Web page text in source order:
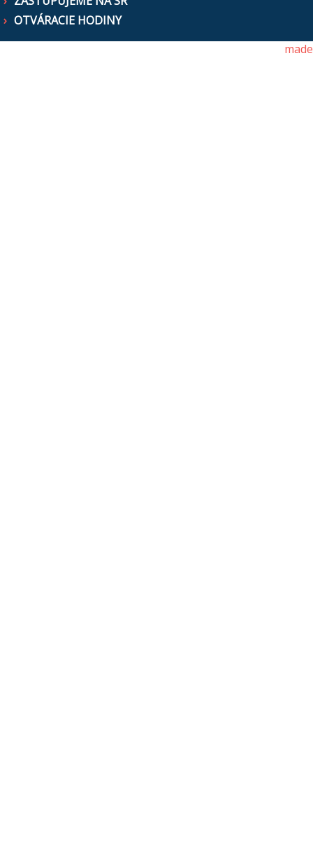
OTVÁRACIE HODINY
made